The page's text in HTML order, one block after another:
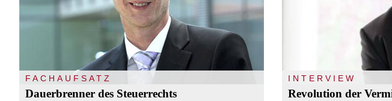
FACHAUFSATZ
Dauerbrenner des Steuerrechts
INTERVIEW
Revolution der